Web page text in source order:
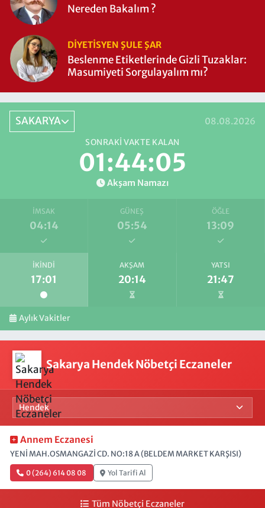
Nereden Bakalım ?
DIYETISYEN ŞULE ŞAR
Beslenme Etiketlerinde Gizli Tuzaklar:
Masumiyeti Sorgulayalım mı?
SAKARYA 08.08.2026
SONRAKI VAKTE KALAN
01:44:04
Akşam Namazı
İMSAK
04:14
GÜNEŞ
05:54
ÖĞLE
13:09
İKINDI
17:01
AKŞAM
20:14
YATSI
21:47
Aylık Vakitler
Sakarya Hendek Nöbetçi Eczaneler
Annem Eczanesi
YENİ MAH.OSMANGAZİ CD. NO:18 A (BELDEM MARKET KARŞISI)
0 (264) 614 08 08 Yol Tarifi Al
Tüm Nöbetçi Eczaneler